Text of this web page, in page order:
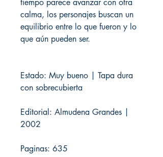
tiempo parece avanzar con otra
calma, los personajes buscan un
equilibrio entre lo que fueron y lo
que aún pueden ser.
Estado: Muy bueno | Tapa dura
con sobrecubierta
Editorial: Almudena Grandes |
2002
Paginas: 635